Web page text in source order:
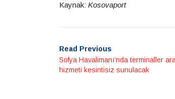
Kaynak: Kosovaport
Read Previous
Sofya Havalimanı’nda terminaller
hizmeti kesintisiz sunulacak